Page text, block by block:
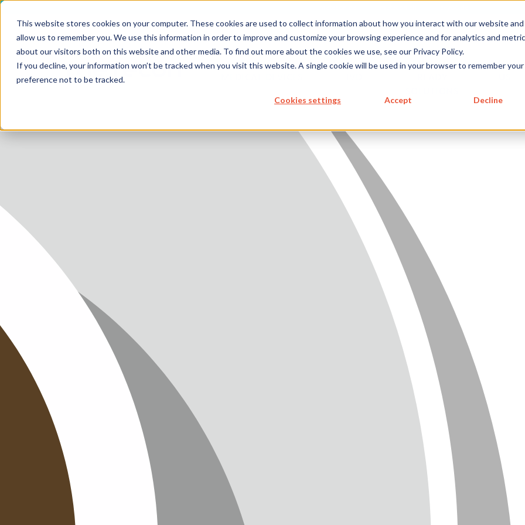
This website stores cookies on your computer. These cookies are used to collect information about how you interact with our website and
allow us to remember you. We use this information in order to improve and customize your browsing experience and for analytics and
about our visitors both on this website and other media. To find out more about the cookies we use, see our Privacy Policy.
If you decline, your information won’t be tracked when you visit this website. A single cookie will be used in your browser to remember your
preference not to be tracked.
Cookies settings Accept Decline
SERVICES
SERVICES
FUTURE-
ABOUT
HOME
SERVICES MEDICAL DEVICES
FUTURE-READY SOLUTIONS